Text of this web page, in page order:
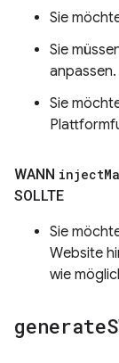
Sie
Sie
anpassen.
Sie
WANN inject
SOLLTE
Sie
Website
wie
generate